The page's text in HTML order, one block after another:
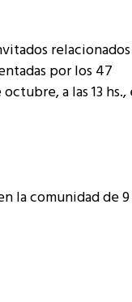
por los 47
a las 13 hs.,
la comunidad de